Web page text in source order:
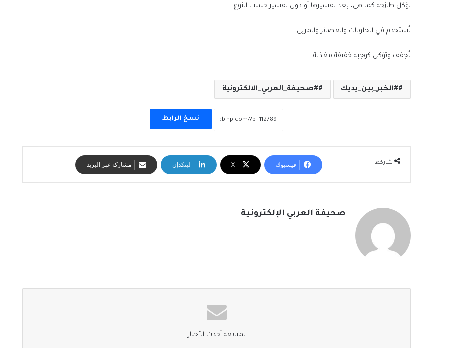
تؤكل طازجة كما هي، بعد تقشيرها أو دون تقشير حسب النوع.
تُستخدم في الحلويات والعصائر والمربى.
تُجفف وتؤكل كوجبة خفيفة مغذية.
#الخبر_بين_يديك #صحيفة_العربي_الالكترونية
نسخ الرابط
شاركها فيسبوك ‫X لينكدإن مشاركة عبر البريد
صحيفة العربي الإلكترونية
لمتابعة أحدث الأخبار